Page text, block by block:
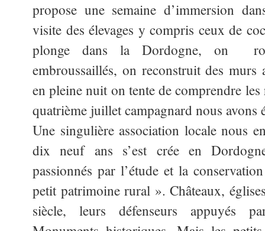
propose une semaine d’immersion
visite des élevages y compris ceux de
plonge dans la Dordogne, on
embroussaillés, on reconstruit des murs
en pleine nuit on tente de comprendre
quatrième juillet campagnard nous avons
Une singulière association locale nous
dix neuf ans s’est crée en
passionnés par l’étude et la
petit patrimoine rural ». Châteaux,
siècle, leurs défenseurs appuyés